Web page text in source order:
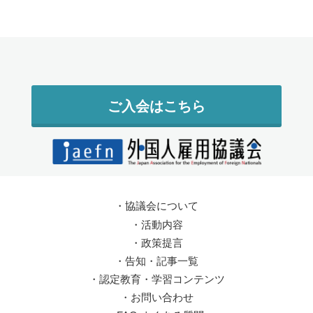
ご入会はこちら
・ 協議会について
・ 活動内容
・ 政策提言
・ 告知・記事一覧
・ 認定教育・学習コンテンツ
・ お問い合わせ